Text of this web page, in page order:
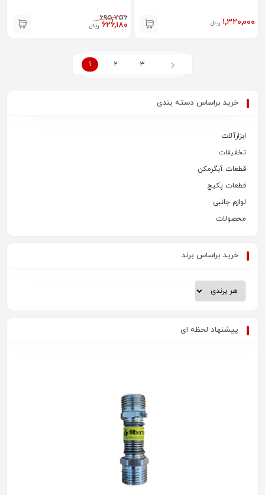
۱,۳۲۰,۰۰۰ ریال ۶۹۵,۷۵۶
۶۲۶,۱۸۰ ریال
1 2 3
خرید براساس دسته بندی
ابزارآلات
تخفیفات
قطعات آبگرمکن
قطعات پکیج
لوازم جانبی
محصولات
خرید براساس برند
پیشنهاد لحظه ای